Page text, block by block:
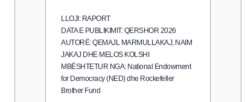
LLOJI: RAPORT
DATA E PUBLIKIMIT: QERSHOR 2026
AUTORË: QEMAJL MARMULLAKAJ, NAIM
JAKAJ DHE MELOS KOLSHI
MBËSHTETUR NGA: National Endowment
for Democracy (NED) dhe Rockefeller
Brother Fund